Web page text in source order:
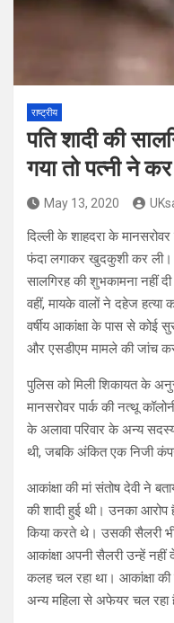
राष्ट्रीय
पति शादी की
गया तो पत्नी ने
May 13, 2020
दिल्ली के शाहदरा के मानसरोवर
फंदा लगाकर खुदकुशी कर ली।
सालगिरह की शुभकामना नहीं
वहीं, मायके वालों ने दहेज
वर्षीय आकांक्षा के पास से कोई
और एसडीएम मामले की जांच
पुलिस को मिली शिकायत के
मानसरोवर पार्क की नत्थू
के अलावा परिवार के अन्य
थी, जबकि अंकित एक निजी
आकांक्षा की मां संतोष देवी ने
की शादी हुई थी। उनका
किया करते थे। उसकी सैलरी
आकांक्षा अपनी सैलरी उन्हें नहीं
कलह चल रहा था। आकांक्षा की
अन्य महिला से अफेयर चल रहा